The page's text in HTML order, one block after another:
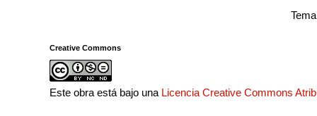
Creative Commons
Este obra está bajo una Licencia Creative Commons